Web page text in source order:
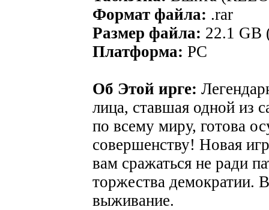
Формат файла: .rar
Размер файла: 22.1 GB
Платформа: PC
Об Этой ирге:
лица, ставшая одной из
по всему миру, готова
совершенству! Новая
вам сражаться не ради
торжества демократии.
выживание.